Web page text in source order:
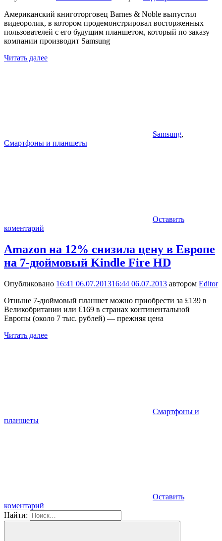
Американский книготорговец Barnes & Noble выпустил
видеоролик, в котором продемонстрировал восторженных
пользователей с его будущим планшетом, который по заказу
компании производит Samsung
Читать далее
Samsung,
Смартфоны и планшеты
Оставить
коментарий
Amazon на 12% снизила цену в Европе
на 7-дюймовый Kindle Fire HD
Опубликовано 16:41 06.07.201316:44 06.07.2013 автором Editor
Отныне 7-дюймовый планшет можно приобрести за £139 в
Великобритании или €169 в странах континентальной
Европы (около 7 тыс. рублей) — прежняя цена
Читать далее
Смартфоны и
планшеты
Оставить
коментарий
Найти: